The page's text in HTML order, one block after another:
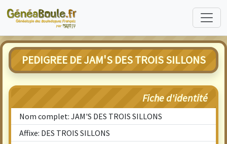
PEDIGREE DE JAM'S DES TROIS SILLONS
Fiche d'identité
Nom complet: JAM'S DES TROIS SILLONS
Affixe: DES TROIS SILLONS